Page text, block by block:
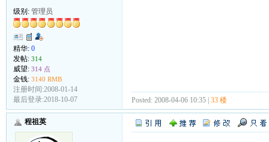
级别: 管理员
精华: 0
发帖: 314
威望: 314 点
金钱: 3140 RMB
注册时间:2008-01-14
最后登录:2018-10-07
Posted: 2008-04-06 10:35 | 33 楼
程祖英